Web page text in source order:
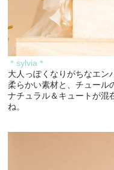
＊sylvia＊
大人っぽくなりがちなエン
柔らかい素材と、チュー
ナチュラル＆キュートが混
ね。